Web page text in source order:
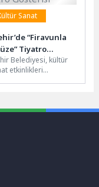
Sanat
“Firavunla
Tiyatro
Belediyesi, kültür
etkinlikleri